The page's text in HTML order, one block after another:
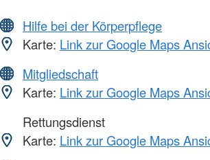
Hilfe bei der Körperpflege
Karte: Link zur Google Maps
Mitgliedschaft
Karte: Link zur Google Maps
Rettungsdienst
Karte: Link zur Google Maps